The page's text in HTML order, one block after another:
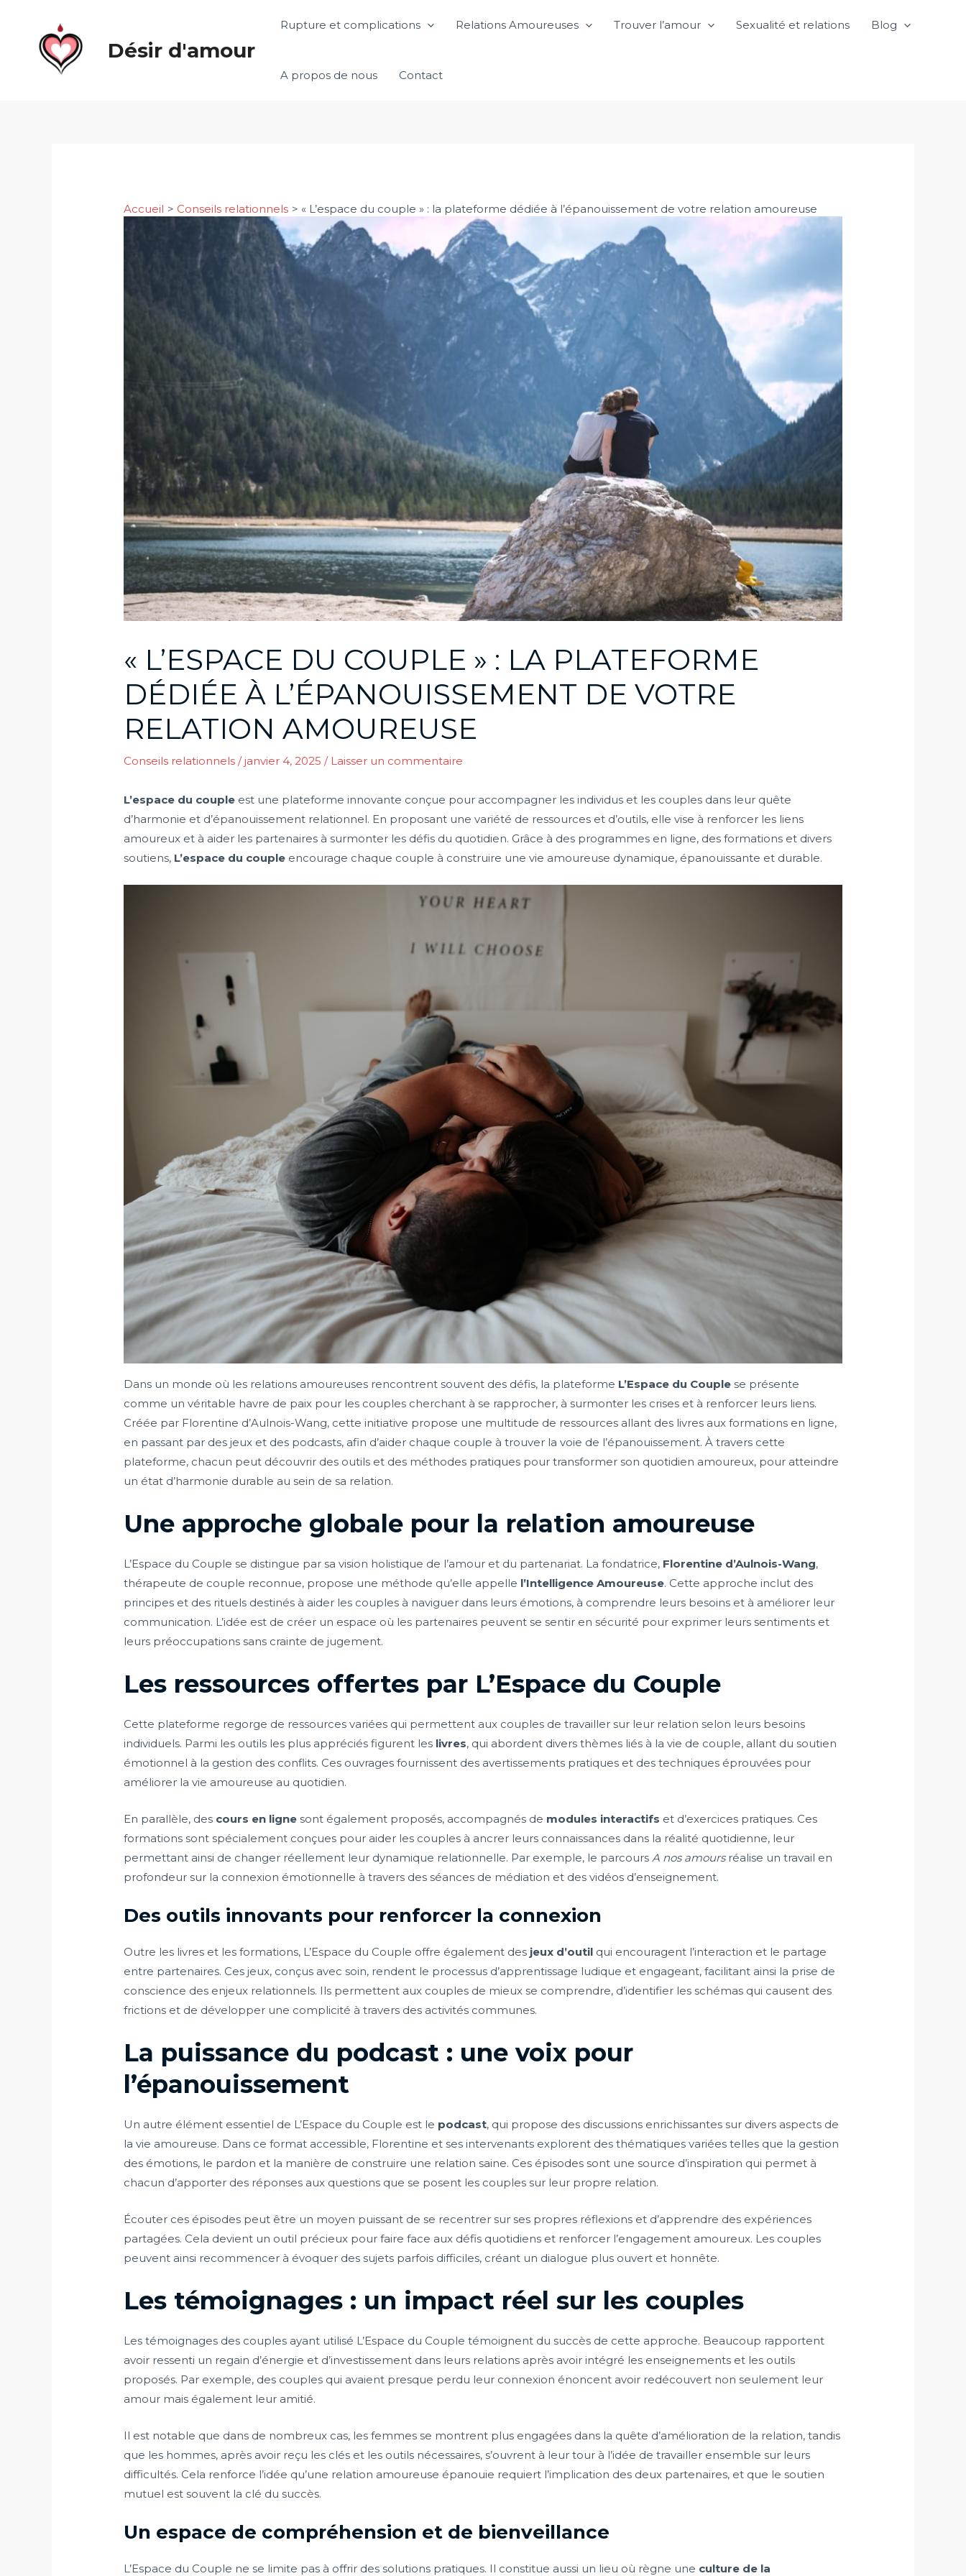
contenu
Désir d'amour
Rupture et complications Relations Amoureuses Trouver l’amour Sexualité et relations Blog
A propos de nous Contact
Accueil Conseils relationnels « L’espace du couple » : la plateforme dédiée à l’épanouissement de votre relation amoureuse
« L’ESPACE DU COUPLE » : LA PLATEFORME
DÉDIÉE À L’ÉPANOUISSEMENT DE VOTRE
RELATION AMOUREUSE
Conseils relationnels / janvier 4, 2025/ Laisser un commentaire
L’espace du couple est une plateforme innovante conçue pour accompagner les individus et les couples dans leur quête
d’harmonie et d’épanouissement relationnel. En proposant une variété de ressources et d’outils, elle vise à renforcer les liens
amoureux et à aider les partenaires à surmonter les défis du quotidien. Grâce à des programmes en ligne, des formations et divers
soutiens, L’espace du couple encourage chaque couple à construire une vie amoureuse dynamique, épanouissante et durable.
Dans un monde où les relations amoureuses rencontrent souvent des défis, la plateforme L’Espace du Couple se présente
comme un véritable havre de paix pour les couples cherchant à se rapprocher, à surmonter les crises et à renforcer leurs liens.
Créée par Florentine d’Aulnois-Wang, cette initiative propose une multitude de ressources allant des livres aux formations en ligne,
en passant par des jeux et des podcasts, afin d’aider chaque couple à trouver la voie de l’épanouissement. À travers cette
plateforme, chacun peut découvrir des outils et des méthodes pratiques pour transformer son quotidien amoureux, pour atteindre
un état d’harmonie durable au sein de sa relation.
Une approche globale pour la relation amoureuse
L’Espace du Couple se distingue par sa vision holistique de l’amour et du partenariat. La fondatrice, Florentine d’Aulnois-Wang,
thérapeute de couple reconnue, propose une méthode qu’elle appelle l’Intelligence Amoureuse. Cette approche inclut des
principes et des rituels destinés à aider les couples à naviguer dans leurs émotions, à comprendre leurs besoins et à améliorer leur
communication. L’idée est de créer un espace où les partenaires peuvent se sentir en sécurité pour exprimer leurs sentiments et
leurs préoccupations sans crainte de jugement.
Les ressources offertes par L’Espace du Couple
Cette plateforme regorge de ressources variées qui permettent aux couples de travailler sur leur relation selon leurs besoins
individuels. Parmi les outils les plus appréciés figurent les livres, qui abordent divers thèmes liés à la vie de couple, allant du soutien
émotionnel à la gestion des conflits. Ces ouvrages fournissent des avertissements pratiques et des techniques éprouvées pour
améliorer la vie amoureuse au quotidien.
En parallèle, des cours en ligne sont également proposés, accompagnés de modules interactifs et d’exercices pratiques. Ces
formations sont spécialement conçues pour aider les couples à ancrer leurs connaissances dans la réalité quotidienne, leur
permettant ainsi de changer réellement leur dynamique relationnelle. Par exemple, le parcoursA nos amoursréalise un travail en
profondeur sur la connexion émotionnelle à travers des séances de médiation et des vidéos d’enseignement.
Des outils innovants pour renforcer la connexion
Outre les livres et les formations, L’Espace du Couple offre également des jeux d’outil qui encouragent l’interaction et le partage
entre partenaires. Ces jeux, conçus avec soin, rendent le processus d’apprentissage ludique et engageant, facilitant ainsi la prise de
conscience des enjeux relationnels. Ils permettent aux couples de mieux se comprendre, d’identifier les schémas qui causent des
frictions et de développer une complicité à travers des activités communes.
La puissance du podcast : une voix pour
l’épanouissement
Un autre élément essentiel de L’Espace du Couple est le podcast, qui propose des discussions enrichissantes sur divers aspects de
la vie amoureuse. Dans ce format accessible, Florentine et ses intervenants explorent des thématiques variées telles que la gestion
des émotions, le pardon et la manière de construire une relation saine. Ces épisodes sont une source d’inspiration qui permet à
chacun d’apporter des réponses aux questions que se posent les couples sur leur propre relation.
Écouter ces épisodes peut être un moyen puissant de se recentrer sur ses propres réflexions et d’apprendre des expériences
partagées. Cela devient un outil précieux pour faire face aux défis quotidiens et renforcer l’engagement amoureux. Les couples
peuvent ainsi recommencer à évoquer des sujets parfois difficiles, créant un dialogue plus ouvert et honnête.
Les témoignages : un impact réel sur les couples
Les témoignages des couples ayant utilisé L’Espace du Couple témoignent du succès de cette approche. Beaucoup rapportent
avoir ressenti un regain d’énergie et d’investissement dans leurs relations après avoir intégré les enseignements et les outils
proposés. Par exemple, des couples qui avaient presque perdu leur connexion énoncent avoir redécouvert non seulement leur
amour mais également leur amitié.
Il est notable que dans de nombreux cas, les femmes se montrent plus engagées dans la quête d’amélioration de la relation, tandis
que les hommes, après avoir reçu les clés et les outils nécessaires, s’ouvrent à leur tour à l’idée de travailler ensemble sur leurs
difficultés. Cela renforce l’idée qu’une relation amoureuse épanouie requiert l’implication des deux partenaires, et que le soutien
mutuel est souvent la clé du succès.
Un espace de compréhension et de bienveillance
L’Espace du Couple ne se limite pas à offrir des solutions pratiques. Il constitue aussi un lieu où règne une culture de la